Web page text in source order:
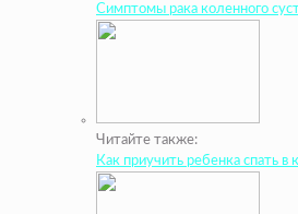
Симптомы рака коленного
Читайте также:
Как приучить ребенка спать в